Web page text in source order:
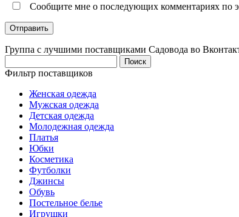
Сообщите мне о последующих комментариях по
Группа с лучшими поставщиками Садовода во
Фильтр поставщиков
Женская одежда
Мужская одежда
Детская одежда
Молодежная одежда
Платья
Юбки
Косметика
Футболки
Джинсы
Обувь
Постельное белье
Игрушки